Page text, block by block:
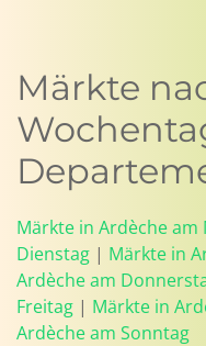
Märkte
Märkte in Ardèche am
Dienstag | Märkte in
Ardèche am
Freitag | Märkte in
Ardèche am Sonntag